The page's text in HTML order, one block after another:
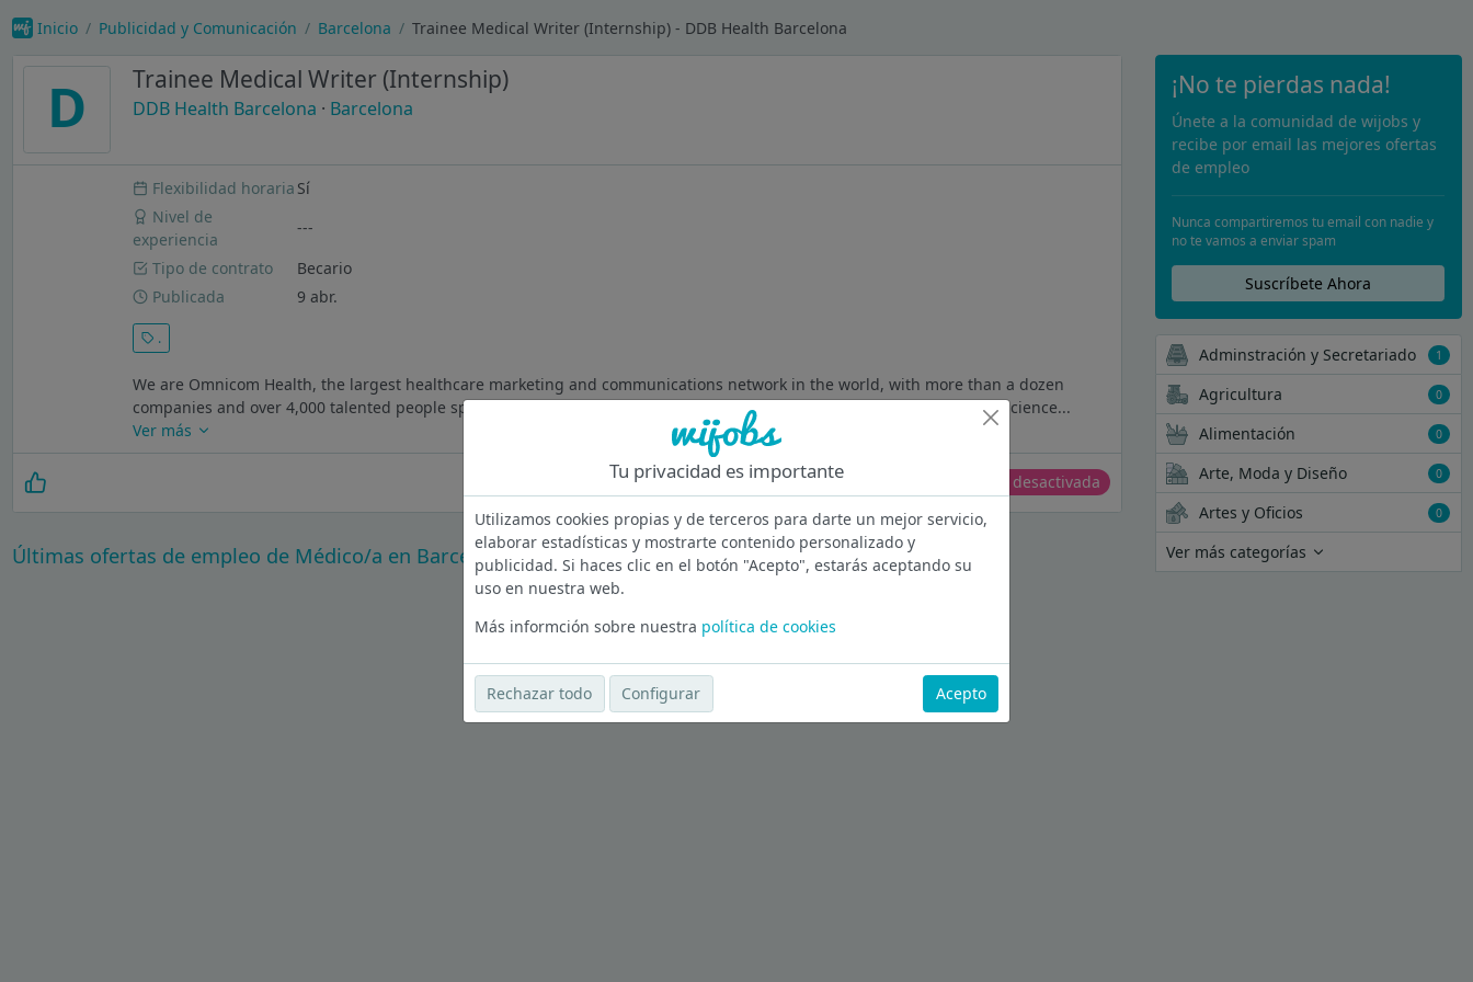
Inicio Publicidad y Comunicación Barcelona Trainee Medical Writer (Internship) - DDB Health Barcelona
D Trainee Medical Writer (Internship)
DDB Health Barcelona · Barcelona
Flexibilidad horaria Sí
Nivel de
experiencia
---
Tipo de contrato
Becario
Publicada
9 abr.
.
We are Omnicom Health, the largest healthcare marketing and communications network in the world, with more than a dozen
companies and over 4,000 talented people specializing in every area of health. Our people come from every corner of science...
Ver más
Oferta desactivada
Últimas ofertas de empleo de Médico/a en Barcelona
¡No te pierdas nada!
Únete a la comunidad de wijobs y
recibe por email las mejores ofertas
de empleo
Nunca compartiremos tu email con nadie y
no te vamos a enviar spam
Suscríbete Ahora
Adminstración y Secretariado 1
Agricultura 0
Alimentación 0
Arte, Moda y Diseño 0
Artes y Oficios 0
Ver más categorías
Tu privacidad es importante
Utilizamos cookies propias y de terceros para darte un mejor servicio,
elaborar estadísticas y mostrarte contenido personalizado y
publicidad. Si haces clic en el botón "Acepto", estarás aceptando su
uso en nuestra web.
Más informción sobre nuestra política de cookies
Rechazar todo Configurar Acepto